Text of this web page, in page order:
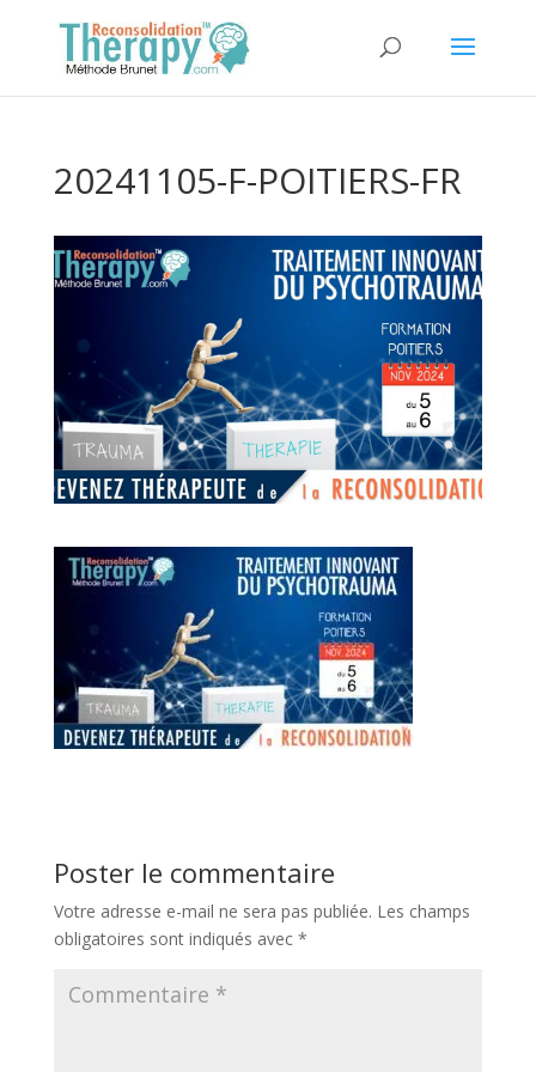
20241105-F-POITIERS-FR
Poster le commentaire
Votre adresse e-mail ne sera pas publiée. Les champs
obligatoires sont indiqués avec *